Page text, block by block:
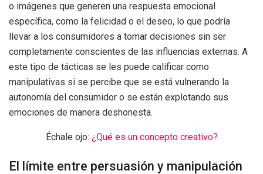
o imágenes que generen una respuesta emocional
específica, como la felicidad o el deseo, lo que podría
llevar a los consumidores a tomar decisiones sin ser
completamente conscientes de las influencias externas. A
este tipo de tácticas se les puede calificar como
manipulativas si se percibe que se está vulnerando la
autonomía del consumidor o se están explotando sus
emociones de manera deshonesta.
Échale ojo: ¿Qué es un concepto creativo?
El límite entre persuasión y manipulación